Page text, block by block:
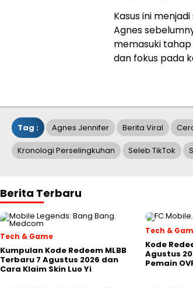
Kasus ini
Agnes
memasuki
dan fokus pada
Tag : Agnes Jennifer Berita Viral
Kronologi Perselingkuhan Seleb TikTok
Berita Terbaru
Tech & Game
Kumpulan Kode Redeem MLBB
Terbaru 7 Agustus 2026 dan
Cara Klaim Skin Luo Yi
Tech &
Kode
Agustus
Pemain